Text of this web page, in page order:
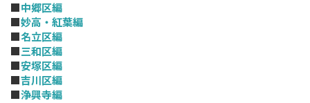
■中郷区編
■妙高・紅葉編
■名立区編
■三和区編
■安塚区編
■吉川区編
■浄興寺編